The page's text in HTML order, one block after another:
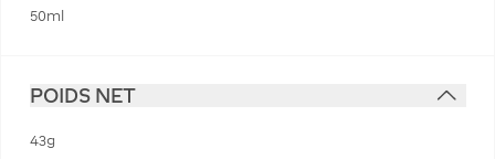
50ml
POIDS NET
43g